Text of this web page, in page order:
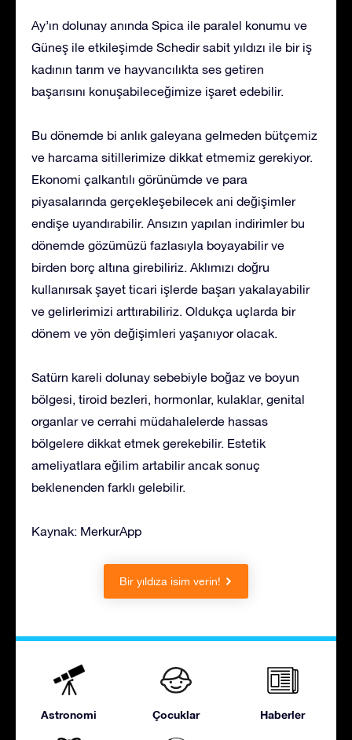
Ay’ın dolunay anında Spica ile paralel konumu ve
Güneş ile etkileşimde Schedir sabit yıldızı ile bir iş
kadının tarım ve hayvancılıkta ses getiren
başarısını konuşabileceğimize işaret edebilir.
Bu dönemde bi anlık galeyana gelmeden bütçemiz
ve harcama sitillerimize dikkat etmemiz gerekiyor.
Ekonomi çalkantılı görünümde ve para
piyasalarında gerçekleşebilecek ani değişimler
endişe uyandırabilir. Ansızın yapılan indirimler bu
dönemde gözümüzü fazlasıyla boyayabilir ve
birden borç altına girebiliriz. Aklımızı doğru
kullanırsak şayet ticari işlerde başarı yakalayabilir
ve gelirlerimizi arttırabiliriz. Oldukça uçlarda bir
dönem ve yön değişimleri yaşanıyor olacak.
Satürn kareli dolunay sebebiyle boğaz ve boyun
bölgesi, tiroid bezleri, hormonlar, kulaklar, genital
organlar ve cerrahi müdahalelerde hassas
bölgelere dikkat etmek gerekebilir. Estetik
ameliyatlara eğilim artabilir ancak sonuç
beklenenden farklı gelebilir.
Kaynak: MerkurApp
Bir yıldıza isim verin!
Astronomi Çocuklar Haberler